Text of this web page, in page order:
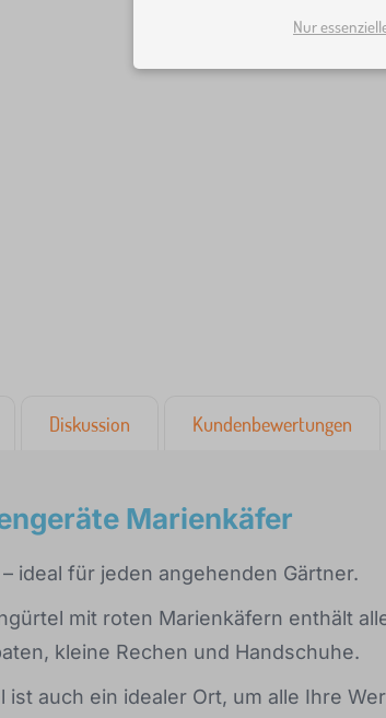
Diskussion Kundenbewertungen
Marienkäfer
ideal für jeden angehenden Gärtner.
mit roten Marienkäfern enthält
kleine Rechen und Handschuhe.
ist auch ein idealer Ort, um alle Ihre
Nur